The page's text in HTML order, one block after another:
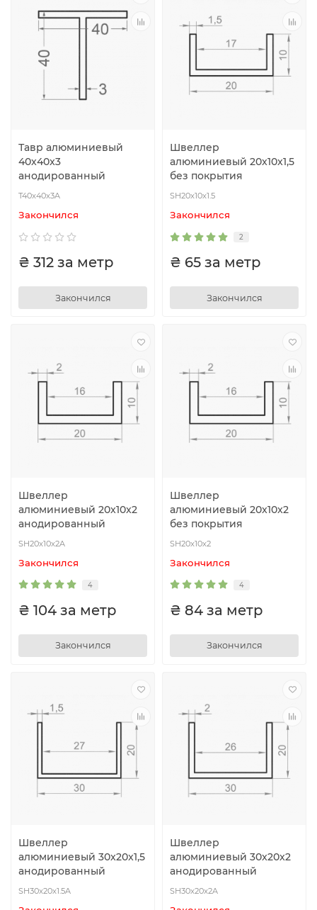
Тавр алюминиевый
40x40x3
анодированный
T40x40x3A
Закончился
₴ 312 за метр
Закончился
Швеллер
алюминиевый 20x10x1,5
без покрытия
SH20x10x1.5
Закончился
2
₴ 65 за метр
Закончился
Швеллер
алюминиевый 20x10x2
анодированный
SH20x10x2A
Закончился
4
₴ 104 за метр
Закончился
Швеллер
алюминиевый 20x10x2
без покрытия
SH20x10x2
Закончился
4
₴ 84 за метр
Закончился
Швеллер
алюминиевый 30x20x1,5
анодированный
SH30x20x1.5A
Швеллер
алюминиевый 30x20x2
анодированный
SH30x20x2A